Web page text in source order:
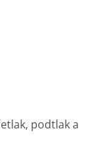
podtlak a